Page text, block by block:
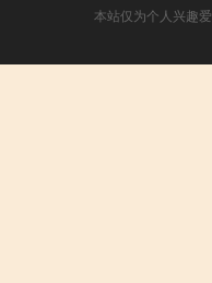
本站仅为个人兴趣